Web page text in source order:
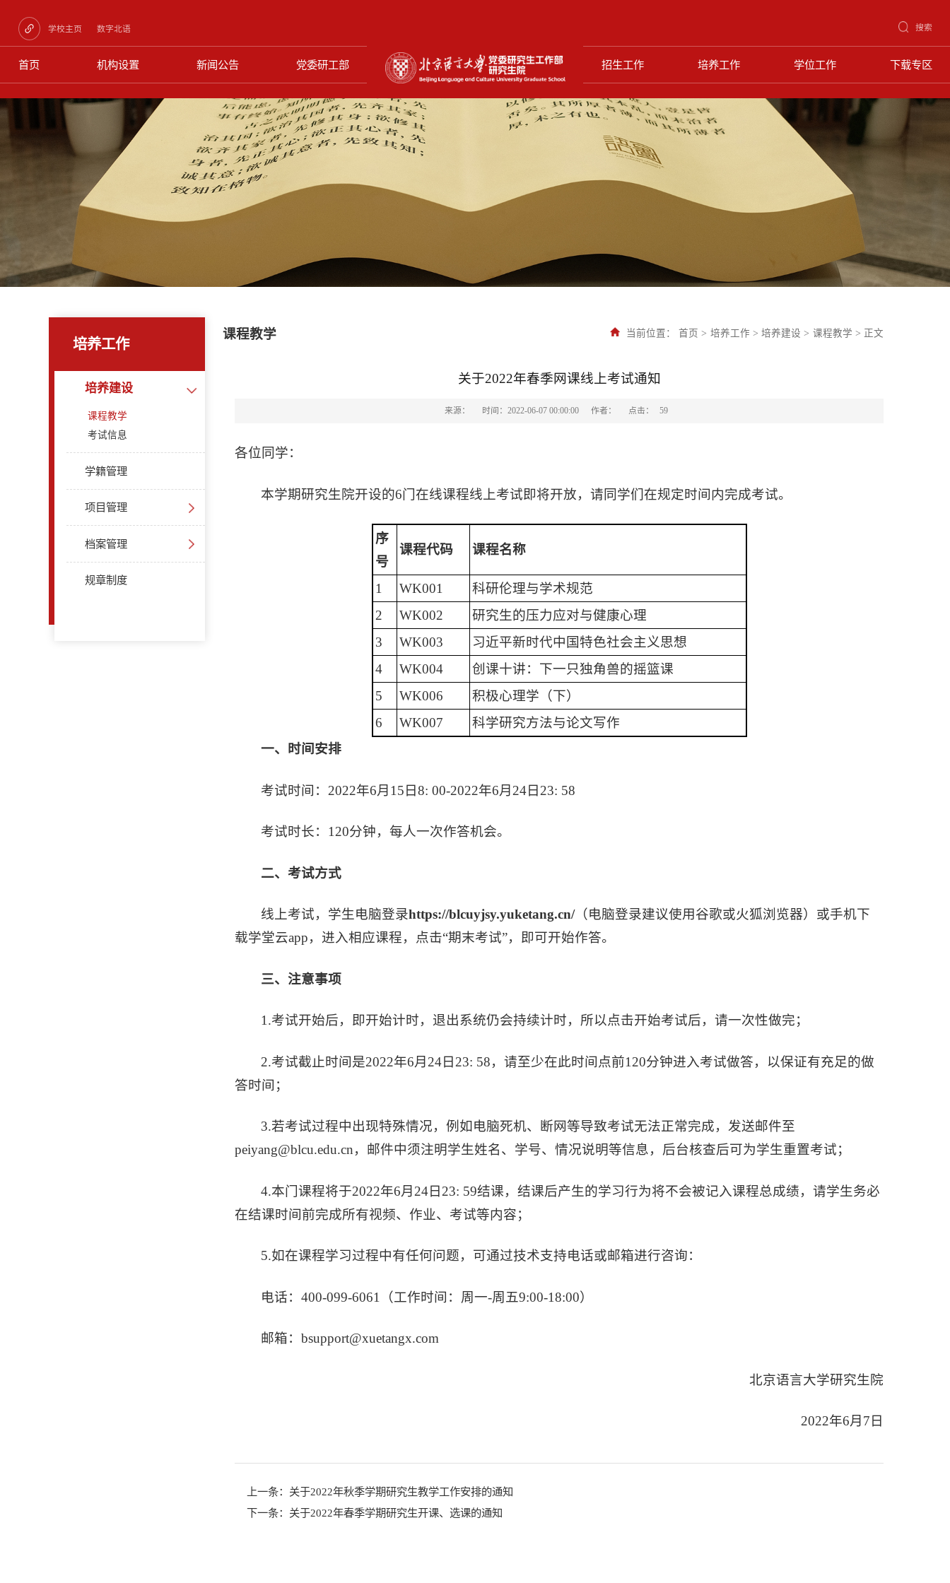
学校主页 数字北语
首页 机构设置 新闻公告 党委研工部
搜索
招生工作 培养工作 学位工作 下载专区
培养工作
培养建设
课程教学
考试信息
学籍管理
项目管理
档案管理
规章制度
课程教学 当前位置： 首页 > 培养工作 > 培养建设 > 课程教学 > 正文
关于2022年春季网课线上考试通知
来源： 时间：2022-06-07 00:00:00 作者： 点击： 59
各位同学：
本学期研究生院开设的6门在线课程线上考试即将开放，请同学们在规定时间内完成考试。
序
号
课程代码 课程名称
1 WK001
科研伦理与学术规范
2
WK002
研究生的压力应对与健康心理
3
WK003
习近平新时代中国特色社会主义思想
4
WK004
创课十讲：下一只独角兽的摇篮课
5
WK006
积极心理学（下）
6
WK007
科学研究方法与论文写作
一、时间安排
考试时间：2022年6月15日8: 00-2022年6月24日23: 58
考试时长：120分钟，每人一次作答机会。
二、考试方式
线上考试，学生电脑登录https://blcuyjsy.yuketang.cn/（电脑登录建议使用谷歌或火狐浏览器）或手机下
载学堂云app，进入相应课程，点击“期末考试”，即可开始作答。
三、注意事项
1.考试开始后，即开始计时，退出系统仍会持续计时，所以点击开始考试后，请一次性做完；
2.考试截止时间是2022年6月24日23: 58，请至少在此时间点前120分钟进入考试做答，以保证有充足的做
答时间；
3.若考试过程中出现特殊情况，例如电脑死机、断网等导致考试无法正常完成，发送邮件至
peiyang@blcu.edu.cn，邮件中须注明学生姓名、学号、情况说明等信息，后台核查后可为学生重置考试；
4.本门课程将于2022年6月24日23: 59结课，结课后产生的学习行为将不会被记入课程总成绩，请学生务必
在结课时间前完成所有视频、作业、考试等内容；
5.如在课程学习过程中有任何问题，可通过技术支持电话或邮箱进行咨询：
电话：400-099-6061（工作时间：周一-周五9:00-18:00）
邮箱：bsupport@xuetangx.com
北京语言大学研究生院
2022年6月7日
上一条： 关于2022年秋季学期研究生教学工作安排的通知
下一条： 关于2022年春季学期研究生开课、选课的通知